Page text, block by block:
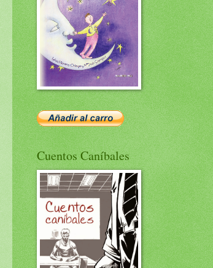
Cuentos Caníbales